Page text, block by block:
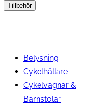
Tillbehör
Belysning
Cykelhållare
Cykelvagnar &
Barnstolar